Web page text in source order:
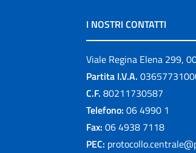
I NOSTRI CONTATTI
Viale Regina Elena 299,
Partita I.V.A.
C.F. 80211730587
Telefono: 06 4990 1
Fax: 06 4938 7118
PEC: